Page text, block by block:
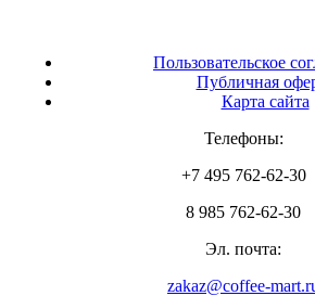
Пользовательское
Публичная
Карта сайта
Телефоны:
+7 495 762-62-30
8 985 762-62-30
Эл. почта:
zakaz@coffee-